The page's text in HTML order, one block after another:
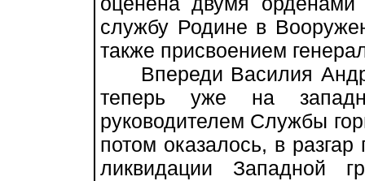
службу Родине в
также присвоением
Впереди Василия
теперь уже на
руководителем Службы
потом оказалось, в
ликвидации Западной